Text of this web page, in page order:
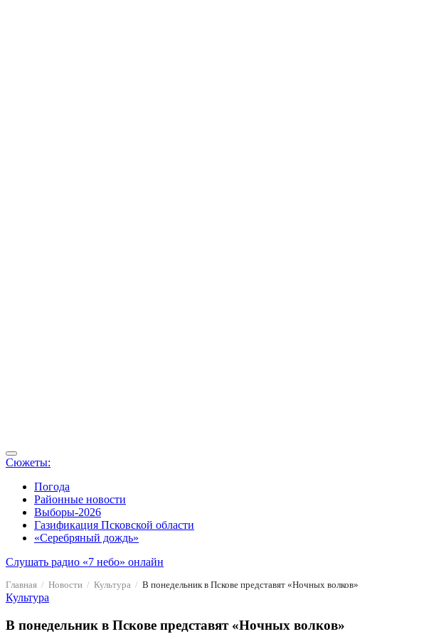
Сюжеты:
Погода
Районные новости
Выборы-2026
Газификация Псковской области
«Серебряный дождь»
Слушать радио «7 небо» онлайн
Главная Новости Культура В понедельник в Пскове представят «Ночных волков»
Культура
В понедельник в Пскове представят «Ночных волков»